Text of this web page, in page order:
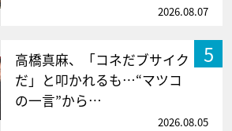
2026.08.07
5
高橋真麻、「コネだブサイク
だ」と叩かれるも…“マツコ
の一言”から…
2026.08.05